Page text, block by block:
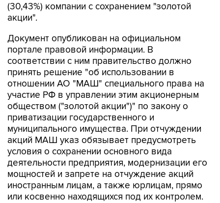
(30,43%) компании с сохранением "золотой
акции".
Документ опубликован на официальном
портале правовой информации. В
соответствии с ним правительство должно
принять решение "об использовании в
отношении АО "МАШ" специального права на
участие РФ в управлении этим акционерным
обществом ("золотой акции")" по закону о
приватизации государственного и
муниципального имущества. При отчуждении
акций МАШ указ обязывает предусмотреть
условия о сохранении основного вида
деятельности предприятия, модернизации его
мощностей и запрете на отчуждение акций
иностранным лицам, а также юрлицам, прямо
или косвенно находящихся под их контролем.